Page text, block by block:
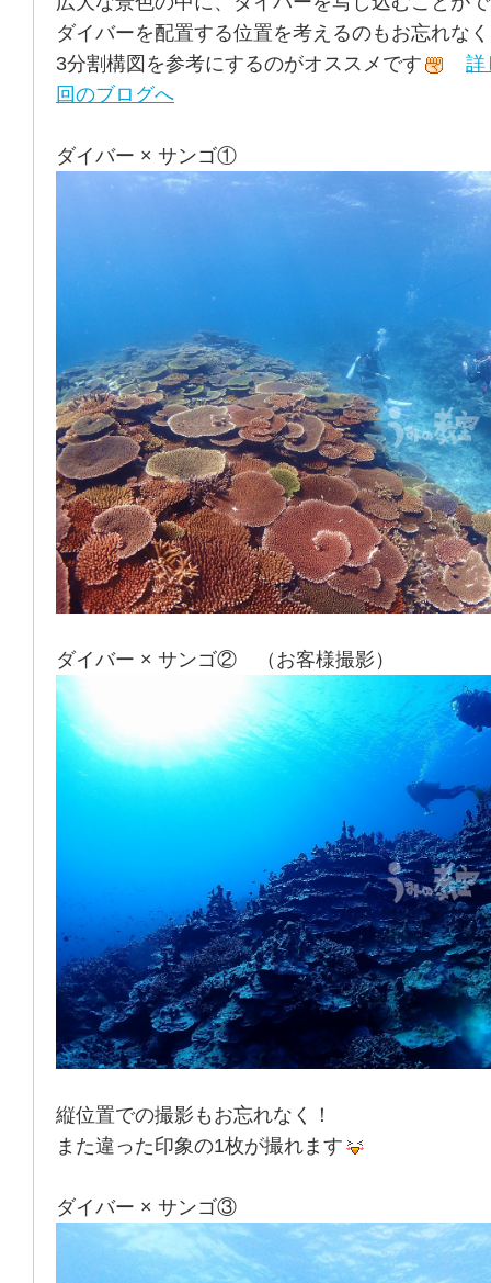
ダイバーを配置する位置を考えるのもお忘れな
3分割構図を参考にするのがオススメです
詳
回のブログへ
ダイバー × サンゴ①
ダイバー × サンゴ② （お客様撮影）
縦位置での撮影もお忘れなく！
また違った印象の1枚が撮れます
ダイバー × サンゴ③